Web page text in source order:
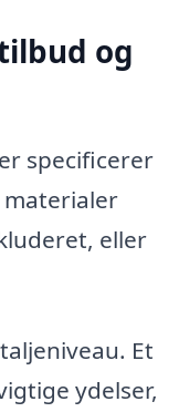
og
specificerer
materialer
eller
Et
ydelser,